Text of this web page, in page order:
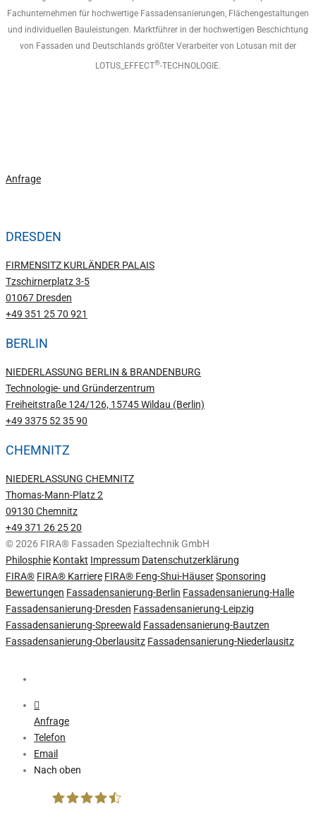
Fachunternehmen für hochwertige Fassadensanierungen, Flächengestaltungen
und individuellen Bauleistungen. Marktführer in der hochwertigen Beschichtung
von Fassaden und Deutschlands größter Verarbeiter von Lotusan mit der
LOTUS_EFFECT®-TECHNOLOGIE.
Anfrage
DRESDEN
FIRMENSITZ KURLÄNDER PALAIS
Tzschirnerplatz 3-5
01067 Dresden
+49 351 25 70 921
BERLIN
NIEDERLASSUNG BERLIN & BRANDENBURG
Technologie- und Gründerzentrum
Freiheitstraße 124/126, 15745 Wildau (Berlin)
+49 3375 52 35 90
CHEMNITZ
NIEDERLASSUNG CHEMNITZ
Thomas-Mann-Platz 2
09130 Chemnitz
+49 371 26 25 20
© 2026 FIRA® Fassaden Spezialtechnik GmbH
Philosphie Kontakt Impressum Datenschutzerklärung
FIRA® FIRA® Karriere FIRA® Feng-Shui-HäuserSponsoring
Bewertungen Fassadensanierung-Berlin Fassadensanierung-Halle
Fassadensanierung-Dresden Fassadensanierung-Leipzig
Fassadensanierung-Spreewald Fassadensanierung-Bautzen
Fassadensanierung-Oberlausitz Fassadensanierung-Niederlausitz
Anfrage
Telefon
Email
Nach oben